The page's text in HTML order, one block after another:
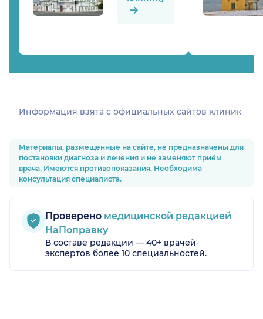
Информация взята c официальных сайтов клиник
Материалы, размещённые на сайте, не предназначены для
постановки диагноза и лечения и не заменяют приём
врача. Имеются противопоказания. Необходима
консультация специалиста.
Проверено медицинской редакцией
НаПоправку
В составе редакции — 40+ врачей-
экспертов более 10 специальностей.